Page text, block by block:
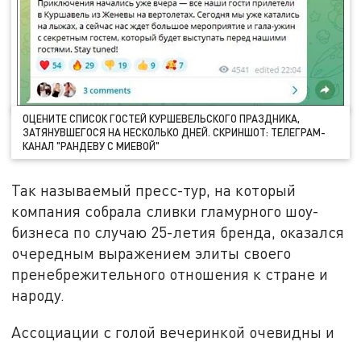
ОЦЕНИТЕ СПИСОК ГОСТЕЙ КУРШЕВЕЛЬСКОГО ПРАЗДНИКА,
ЗАТЯНУВШЕГОСЯ НА НЕСКОЛЬКО ДНЕЙ. СКРИНШОТ: ТЕЛЕГРАМ-
КАНАЛ "РАНДЕВУ С МИЕВОЙ"
Так называемый пресс-тур, на который
компания собрала сливки гламурного шоу-
бизнеса по случаю 25-летия бренда, оказался
очередным выражением элиты своего
пренебрежительного отношения к стране и
народу.
Ассоциации с голой вечеринкой очевидны и